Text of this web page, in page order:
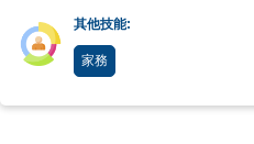
其他技能:
家務